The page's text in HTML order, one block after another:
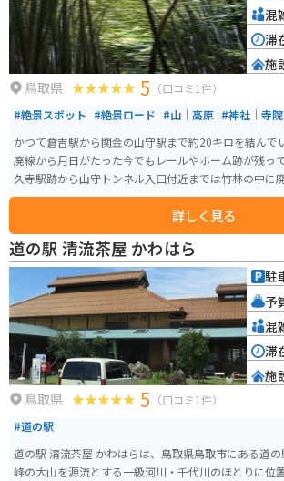
しむことができる湖山池オアシスパークとしても親し
鳥取県 5 （口コミ1件）
#絶景スポット #絶景ロード #山｜高原 #神社｜寺院
かつて倉吉駅から関金の山守駅まで約20キロを結んで
廃線から月日がたった今でもレールやホーム跡が残っ
久寺駅跡から山守トンネル入口付近までは竹林の中に廃
れた日には木々の間から光が差し込み、まるでジブリ
うな体験ができます。泰久寺駅跡前まで車やバイクで
が、駐車することはできないため、車で訪れる際は、
内所にある臨時駐車場に駐車することになります。
詳しく見る
混
滞
施
道の駅 清流茶屋 かわはら
鳥取県 5 （口コミ1件）
#道の駅
道の駅 清流茶屋 かわはらは、鳥取県鳥取市にある道
峰の大山を源流とする一級河川・千代川のほとりに位
駐
予
混
滞
施